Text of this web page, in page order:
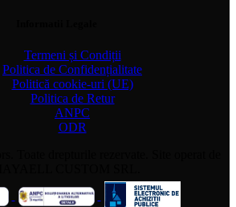
Termeni și Condiții
Politica de Confidențialitate
Politică cookie-uri (UE)
Politica de Retur
ANPC
ODR